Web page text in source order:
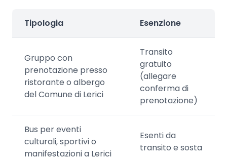
Tipologia Esenzione
Gruppo con
prenotazione presso
ristorante o albergo
del Comune di Lerici
Transito
gratuito
(allegare
conferma di
prenotazione)
Bus per eventi
culturali, sportivi o
manifestazioni a Lerici
Esenti da
transito e sosta